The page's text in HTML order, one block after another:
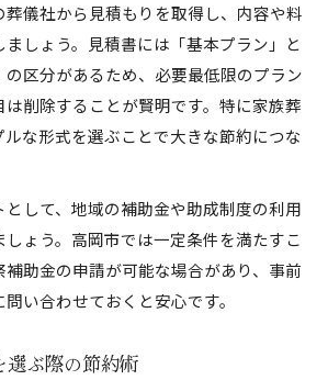
補助金の活用で安心の手配
と損する高岡市の補助金情報
る費用配分の実践ポイント
の葬儀費用を無駄なく配分する方法
族葬で費用配分に注意すべき点
会食費用を抑える家族葬の工夫
追加費用が発生する場面とは
失敗しない葬儀準備の流れ
に関わる申請書類の整理法
儀社から見積もりを取得し、内容や料
しょう。見積書には「基本プラン」と
の区分があるため、必要最低限のプラン
は削除することが賢明です。特に家族葬
な形式を選ぶことで大きな節約につな
して、地域の補助金や助成制度の利用
ょう。高岡市では一定条件を満たすこ
補助金の申請が可能な場合があり、事前
い合わせておくと安心です。
選ぶ際の節約術